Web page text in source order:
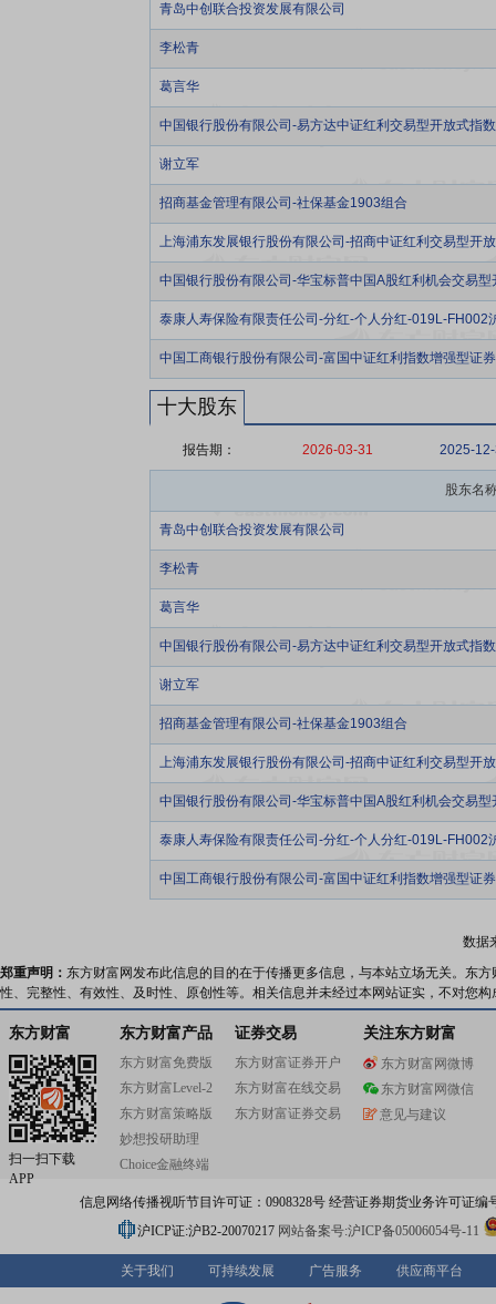
青岛中创联合投资发展有限公司
李松青
葛言华
中国银行股份有限公司-易方达中证红利交易型开放式指
谢立军
招商基金管理有限公司-社保基金1903组合
上海浦东发展银行股份有限公司-招商中证红利交易型开
中国银行股份有限公司-华宝标普中国A股红利机会交易
泰康人寿保险有限责任公司-分红-个人分红-019L-FH002
中国工商银行股份有限公司-富国中证红利指数增强型证
十大股东
报告期： 2026-03-31 2025-
股东名
青岛中创联合投资发展有限公司
李松青
葛言华
中国银行股份有限公司-易方达中证红利交易型开放式指
谢立军
招商基金管理有限公司-社保基金1903组合
上海浦东发展银行股份有限公司-招商中证红利交易型开
中国银行股份有限公司-华宝标普中国A股红利机会交易
泰康人寿保险有限责任公司-分红-个人分红-019L-FH002
中国工商银行股份有限公司-富国中证红利指数增强型证
数据
郑重声明： 东方财富网发布此信息的目的在于传播更多信息，与本站立场无关。东
性、完整性、有效性、及时性、原创性等。相关信息并未经过本网站证实，不对您
东方财富
扫一扫下载
APP
东方财富产品
东方财富免费版
东方财富Level-2
东方财富策略版
妙想投研助理
Choice金融终端
证券交易
东方财富证券开户
东方财富在线交易
东方财富证券交易
关注东方财富
东方财富网微博
东方财富网微信
意见与建议
信息网络传播视听节目许可证：0908328号 经营证券期货业务许可证编
沪ICP证:沪B2-20070217 网站备案号:沪ICP备05006054号-11
关于我们 可持续发展 广告服务 供应商平台